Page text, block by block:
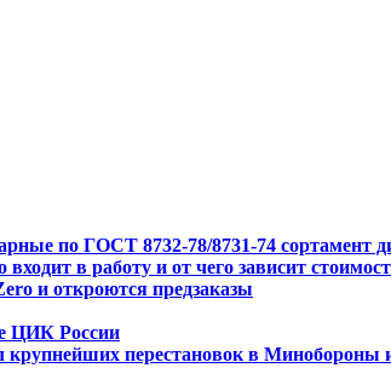
по ГОСТ 8732-78/8731-74 сортамент
в работу и от чего зависит
и откроются предзаказы
ЦИК России
крупнейших перестановок в